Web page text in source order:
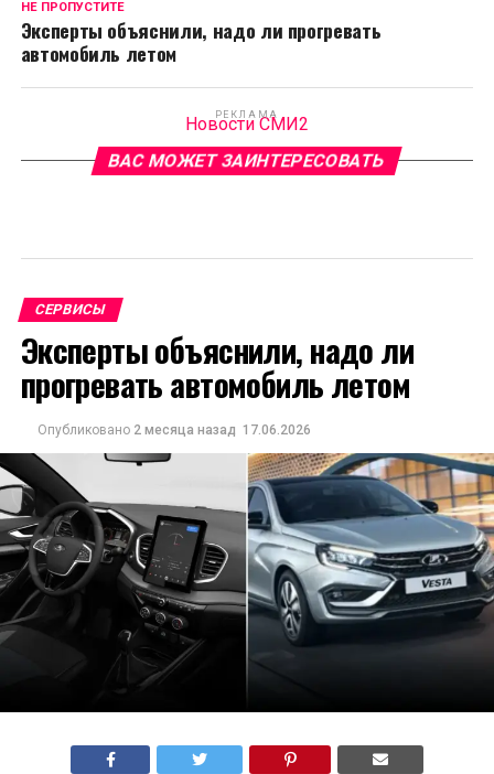
НЕ ПРОПУСТИТЕ
Эксперты объяснили, надо ли прогревать
автомобиль летом
РЕКЛАМА
Новости СМИ2
ВАС МОЖЕТ ЗАИНТЕРЕСОВАТЬ
СЕРВИСЫ
Эксперты объяснили, надо ли
прогревать автомобиль летом
Опубликовано 2 месяца назад 17.06.2026